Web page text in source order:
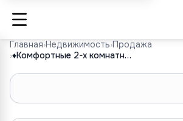
Главная›Недвижимость›Продажа
›
♦️Комфортные 2-х комнатные апартаменты ♦️